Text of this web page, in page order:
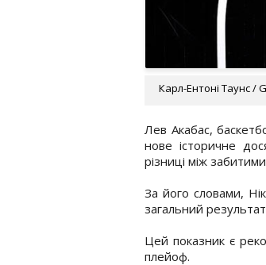
Карл-Ентоні Таунс /
Лев Акабас,
нове історичне
різниці між
За його словами,
загальний
Цей показник є
плейоф.